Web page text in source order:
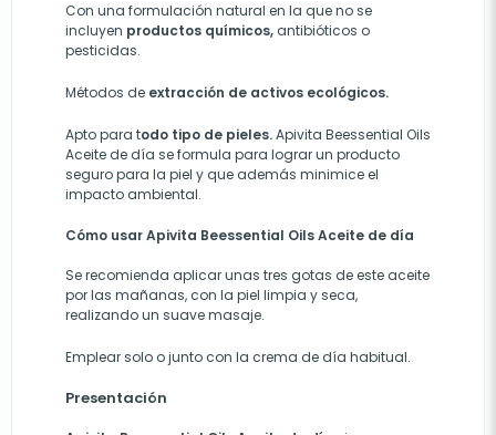
Con una formulación natural en la que no se
incluyen productos químicos, antibióticos o
pesticidas.
Métodos de extracción de activos ecológicos.
Apto para todo tipo de pieles.Apivita Beessential Oils
Aceite de día se formula para lograr un producto
seguro para la piel y que además minimice el
impacto ambiental.
Cómo usar Apivita Beessential Oils Aceite de día
Se recomienda aplicar unas tres gotas de este aceite
por las mañanas, con la piel limpia y seca,
realizando un suave masaje.
Emplear solo o junto con la crema de día habitual.
Presentación